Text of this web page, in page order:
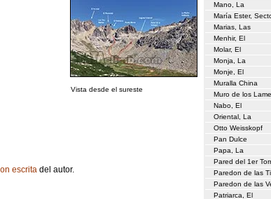
Vista desde el sureste
escrita del autor.
Mano, La
María Ester,
Marias, Las
Menhir, El
Molar, El
Monja, La
Monje, El
Muralla China
Muro de los
Nabo, El
Oriental, La
Otto Weisskopf
Pan Dulce
Papa, La
Pared del 1er
Paredon de las
Paredon de las
Patriarca, El